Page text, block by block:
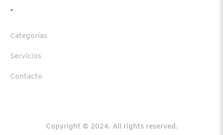
.
Categorías
Servicios
Contacto
Copyright © 2024. All rights reserved.